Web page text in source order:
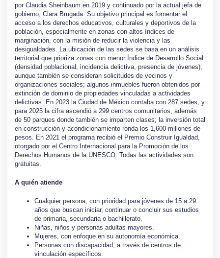
por Claudia Sheinbaum en 2019 y continuado por la actual jefa de
gobierno, Clara Brugada. Su objetivo principal es fomentar el
acceso a los derechos educativos, culturales y deportivos de la
población, especialmente en zonas con altos índices de
marginación, con la misión de reducir la violencia y las
desigualdades. La ubicación de las sedes se basa en un análisis
territorial que prioriza zonas con menor Índice de Desarrollo Social
(densidad poblacional, incidencia delictiva, presencia de jóvenes),
aunque también se consideran solicitudes de vecinos y
organizaciones sociales; algunos inmuebles fueron obtenidos por
extinción de dominio de propiedades vinculadas a actividades
delictivas. En 2023 la Ciudad de México contaba con 287 sedes, y
para 2025 la cifra ascendió a 299 centros comunitarios, además
de 50 parques donde también se imparten clases; la inversión total
en construcción y acondicionamiento ronda los 1,600 millones de
pesos. En 2021 el programa recibió el Premio Construir Igualdad,
otorgado por el Centro Internacional para la Promoción de los
Derechos Humanos de la UNESCO. Todas las actividades son
gratuitas.
A quién atiende
Cualquier persona, con prioridad para jóvenes de 15 a 29
años que buscan iniciar, continuar o concluir sus estudios
de primaria, secundaria o bachillerato.
Niñas, niños y personas adultas mayores.
Mujeres, con enfoque en su autonomía económica.
Personas con discapacidad, a través de centros de
vinculación específicos.